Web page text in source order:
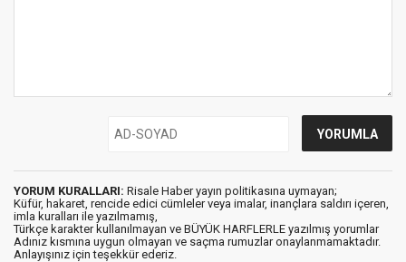
YORUM KURALLARI: Risale Haber yayın politikasına uymayan;
Küfür, hakaret, rencide edici cümleler veya imalar, inançlara saldırı içeren,
imla kuralları ile yazılmamış,
Türkçe karakter kullanılmayan ve BÜYÜK HARFLERLE yazılmış yorumlar
Adınız kısmına uygun olmayan ve saçma rumuzlar onaylanmamaktadır.
Anlayışınız için teşekkür ederiz.